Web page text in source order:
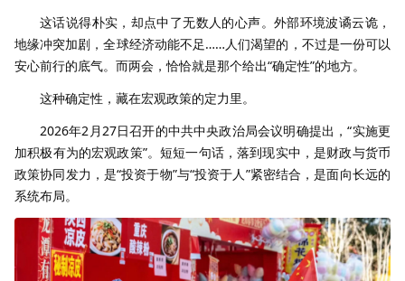
这话说得朴实，却点中了无数人的心声。外部环境波谲云诡，
地缘冲突加剧，全球经济动能不足……人们渴望的，不过是一份可以
安心前行的底气。而两会，恰恰就是那个给出“确定性”的地方。
这种确定性，藏在宏观政策的定力里。
2026年2月27日召开的中共中央政治局会议明确提出，“实施更
加积极有为的宏观政策”。短短一句话，落到现实中，是财政与货币
政策协同发力，是“投资于物”与“投资于人”紧密结合，是面向长远的
系统布局。